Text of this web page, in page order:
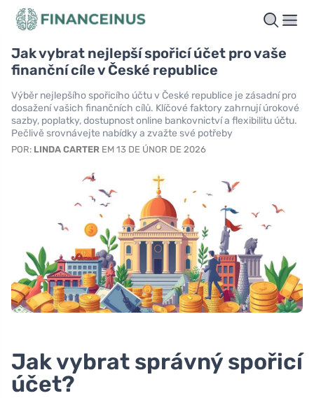
Jak vybrat nejlepší spořicí účet pro vaše
finanční cíle v České republice
Výběr nejlepšího spořicího účtu v České republice je zásadní pro
dosažení vašich finančních cílů. Klíčové faktory zahrnují úrokové
sazby, poplatky, dostupnost online bankovnictví a flexibilitu účtu.
Pečlivě srovnávejte nabídky a zvažte své potřeby
POR: LINDA CARTER EM 13 DE ÚNOR DE 2026
Jak vybrat správný spořicí
účet?